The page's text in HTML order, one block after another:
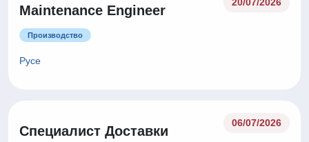
Maintenance Engineer
Производство
Русе
Специалист Доставки
06/07/2026